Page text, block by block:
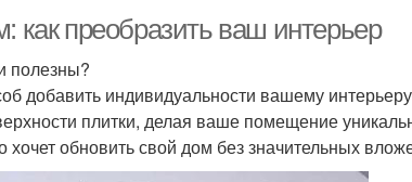
как преобразить ваш интерьер
полезны?
добавить индивидуальности вашему
плитки, делая ваше помещение
обновить свой дом без значительных